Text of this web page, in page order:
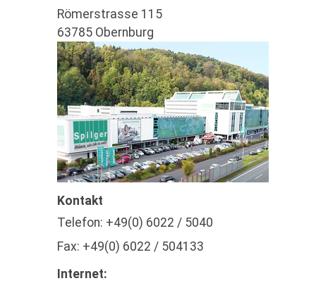
Römerstrasse 115
63785 Obernburg
Kontakt
Telefon: +49(0) 6022 / 5040
Fax: +49(0) 6022 / 504133
Internet: